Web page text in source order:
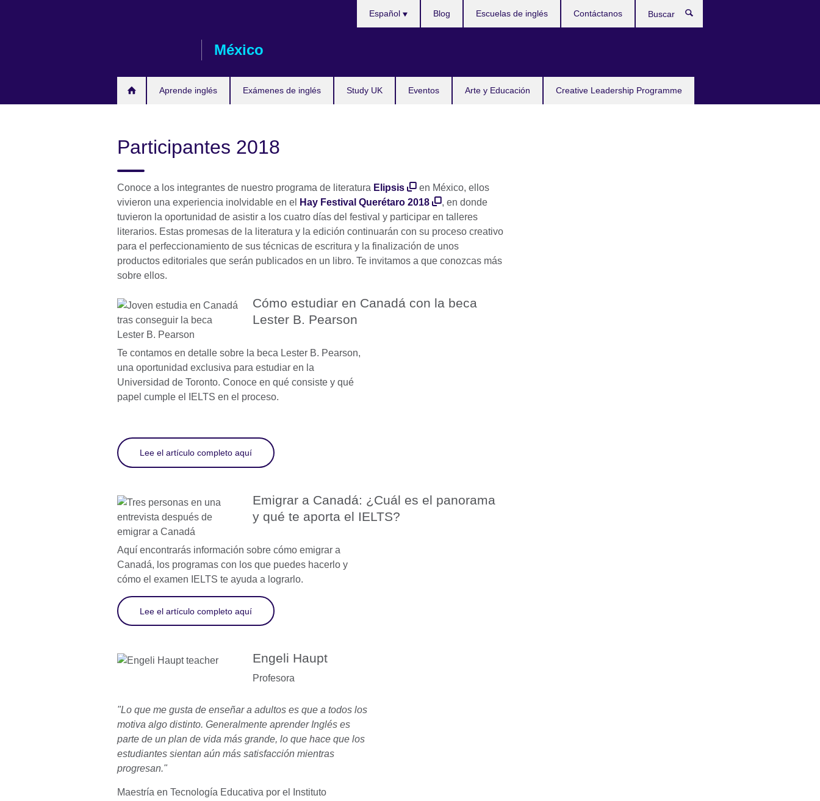
México
Aprende inglés Exámenes de inglés Study UK Eventos Arte y Educación Creative Leadership Programme
Español Blog Escuelas de inglés Contáctanos
Participantes 2018
Conoce a los integrantes de nuestro programa de literatura Elipsis
en México, ellos
vivieron una experiencia inolvidable en el
Hay Festival Querétaro 2018
, en donde
tuvieron la oportunidad de asistir a los cuatro días del festival y participar en talleres
literarios. Estas promesas de la literatura y la edición continuarán con su proceso creativo
para el perfeccionamiento de sus técnicas de escritura y la finalización de unos
productos editoriales que serán publicados en un libro. Te invitamos a que conozcas más
sobre ellos.
Cómo estudiar en Canadá con la beca
Lester B. Pearson
Te contamos en detalle sobre la beca Lester B. Pearson,
una oportunidad exclusiva para estudiar en la
Universidad de Toronto. Conoce en qué consiste y qué
papel cumple el IELTS en el proceso.
Lee el artículo completo aquí
Emigrar a Canadá: ¿Cuál es el panorama
y qué te aporta el IELTS?
Aquí encontrarás información sobre cómo emigrar a
Canadá, los programas con los que puedes hacerlo y
cómo el examen IELTS te ayuda a lograrlo.
Lee el artículo completo aquí
Engeli Haupt
Profesora
"Lo que me gusta de enseñar a adultos es que a todos los
motiva algo distinto. Generalmente aprender Inglés es
parte de un plan de vida más grande, lo que hace que los
estudiantes sientan aún más satisfacción mientras
progresan."
Maestría en Tecnología Educativa por el Instituto